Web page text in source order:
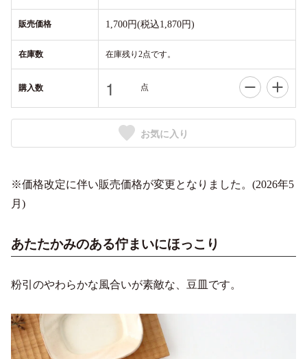
販売価格 1,700円(税込1,870円)
在庫数 在庫残り2点です。
購入数 点
お気に入り
※価格改定に伴い販売価格が変更となりました。(2026年5
月)
あたたかみのある佇まいにほっこり
粉引のやわらかな風合いが素敵な、豆皿です。